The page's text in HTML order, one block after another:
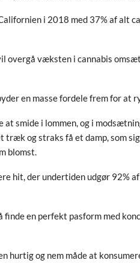
i 2018 med 37% af alt
overgå væksten i cannabis
en masse fordele frem for at
at smide i lommen, og i
træk og straks få et damp, som
blomst.
hit, der undertiden udgør 92% af
finde en perfekt pasform med
hurtig og nem måde at